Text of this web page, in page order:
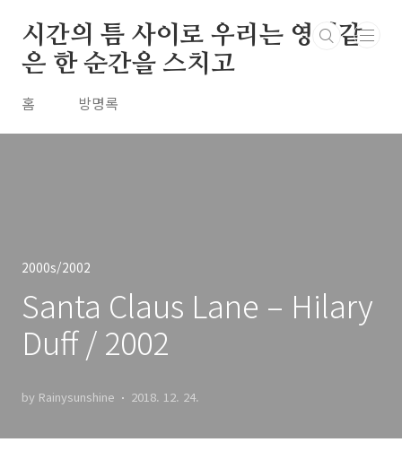
시간의 틈 사이로 우리는 영원같
은 한 순간을 스치고
홈 방명록
2000s/2002
Santa Claus Lane – Hilary
Duff / 2002
by Rainysunshine 2018. 12. 24.